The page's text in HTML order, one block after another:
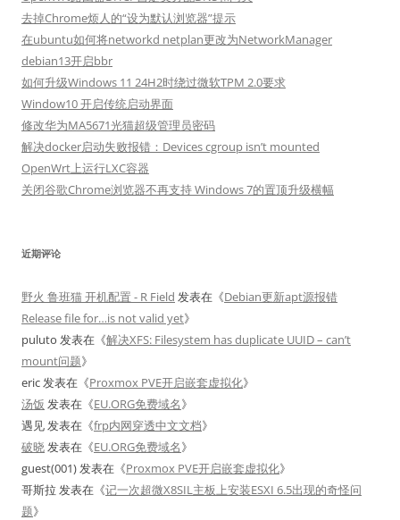
去掉Chrome烦人的“设为默认浏览器”提示
在ubuntu如何将networkd netplan更改为NetworkManager
debian13开启bbr
如何升级Windows 11 24H2时绕过微软TPM 2.0要求
Window10 开启传统启动界面
修改华为MA5671光猫超级管理员密码
解决docker启动失败报错：Devices cgroup isn’t mounted
OpenWrt上运行LXC容器
关闭谷歌Chrome浏览器不再支持 Windows 7的置顶升级横幅
近期评论
野火 鲁班猫 开机配置 - R Field 发表在《Debian更新apt源报错
Release file for…is not valid yet》
puluto 发表在《解决XFS: Filesystem has duplicate UUID – can’t
mount问题》
eric发表在《Proxmox PVE开启嵌套虚拟化》
汤饭 发表在《EU.ORG免费域名》
遇见发表在《frp内网穿透中文文档》
破晓发表在《EU.ORG免费域名》
guest(001)发表在《Proxmox PVE开启嵌套虚拟化》
哥斯拉 发表在《记一次超微X8SIL主板上安装ESXI 6.5出现的奇怪问
题》